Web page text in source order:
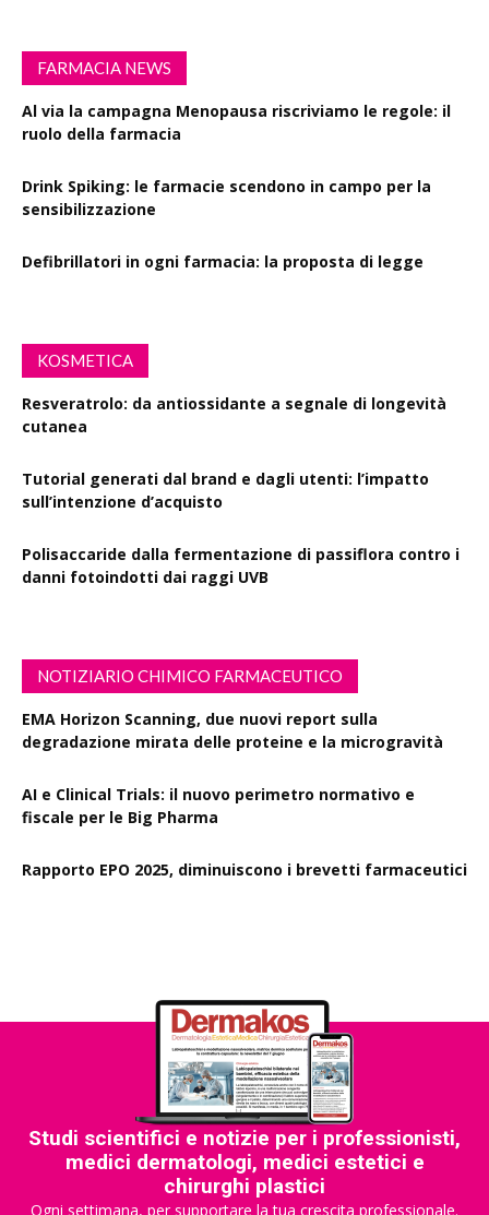
FARMACIA NEWS
Al via la campagna Menopausa riscriviamo le regole: il
ruolo della farmacia
Drink Spiking: le farmacie scendono in campo per la
sensibilizzazione
Defibrillatori in ogni farmacia: la proposta di legge
KOSMETICA
Resveratrolo: da antiossidante a segnale di longevità
cutanea
Tutorial generati dal brand e dagli utenti: l’impatto
sull’intenzione d’acquisto
Polisaccaride dalla fermentazione di passiflora contro i
danni fotoindotti dai raggi UVB
NOTIZIARIO CHIMICO FARMACEUTICO
EMA Horizon Scanning, due nuovi report sulla
degradazione mirata delle proteine e la microgravità
AI e Clinical Trials: il nuovo perimetro normativo e
fiscale per le Big Pharma
Rapporto EPO 2025, diminuiscono i brevetti farmaceutici
Studi scientifici e notizie per i professionisti,
medici dermatologi, medici estetici e
chirurghi plastici
Ogni settimana, per supportare la tua crescita professionale.